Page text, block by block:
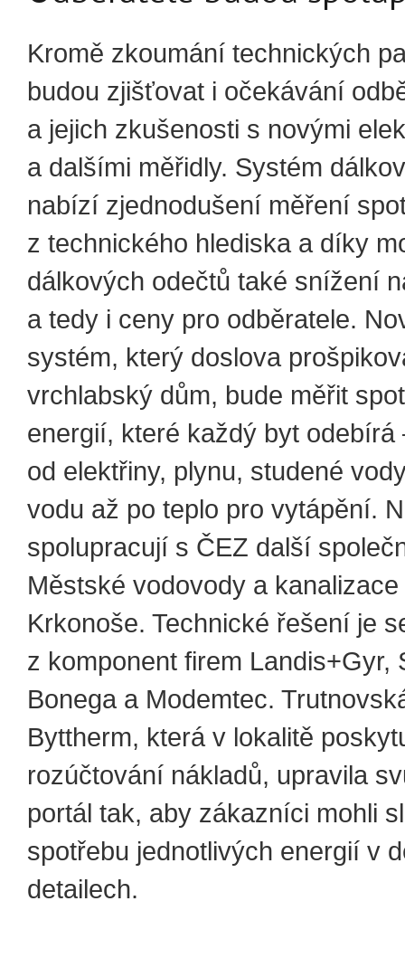
Kromě zkoumání technických
budou zjišťovat i očekávání
a jejich zkušenosti s novými
a dalšími měřidly. Systém
nabízí zjednodušení měření
z technického hlediska a díky
dálkových odečtů také snížení
a tedy i ceny pro odběratele.
systém, který doslova
vrchlabský dům, bude měřit
energií, které každý byt odebírá
od elektřiny, plynu, studené
vodu až po teplo pro vytápění.
spolupracují s ČEZ další
Městské vodovody a kanalizace
Krkonoše. Technické řešení je
z komponent firem Landis+Gyr,
Bonega a Modemtec.
Byttherm, která v lokalitě
rozúčtování nákladů, upravila
portál tak, aby zákazníci mohli
spotřebu jednotlivých energií v
detailech.